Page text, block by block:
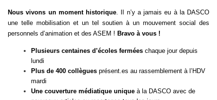
Nous vivons un moment historique. Il n’y a jamais eu à la DASCO
une telle mobilisation et un tel soutien à un mouvement social des
personnels d’animation et des ASEM ! Bravo à vous !
Plusieurs centaines d’écoles fermées chaque jour depuis
lundi
Plus de 400 collègues présent.es au rassemblement à l’HDV
mardi
Une couverture médiatique unique à la DASCO avec de